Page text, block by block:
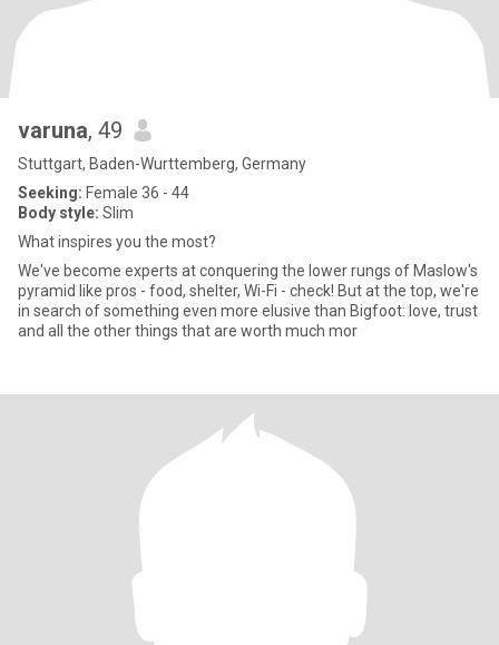
varuna, 49
Stuttgart, Baden-Wurttemberg, Germany
Seeking: Female 36 - 44
Body style: Slim
What inspires you the most?
We've become experts at conquering the lower rungs of Maslow's
pyramid like pros - food, shelter, Wi-Fi - check! But at the top, we're
in search of something even more elusive than Bigfoot: love, trust
and all the other things that are worth much mor